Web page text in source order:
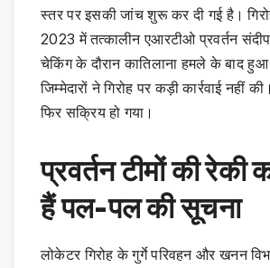
स्तर पर इसकी जांच शुरू कर दी गई है।
2023 में तत्कालीन एआरटीओ प्रवर्तन
चेकिंग के दौरान कातिलाना हमले के बाद
जिम्मेदारों ने गिरोह पर कड़ी कार्रवाई नहीं
फिर सक्रिय हो गया।
प्रवर्तन टीमों की रेकी
हैं पल-पल की सूचना
लोकेटर गिरोह के गुर्गे परिवहन और खनन